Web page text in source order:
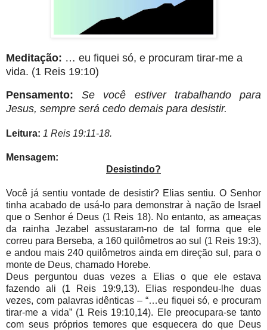
Meditação: … eu fiquei só, e procuram tirar-me a
vida. (1 Reis 19:10)
Pensamento:
Se você estiver trabalhando para
Jesus, sempre será cedo demais para desistir.
Leitura: 1 Reis 19:11-18.
Mensagem:
Desistindo?
Você já sentiu vontade de desistir? Elias sentiu. O Senhor
tinha acabado de usá-lo para demonstrar à nação de Israel
que o Senhor é Deus (1 Reis 18). No entanto, as ameaças
da rainha Jezabel assustaram-no de tal forma que ele
correu para Berseba, a 160 quilômetros ao sul (1 Reis 19:3),
e andou mais 240 quilômetros ainda em direção sul, para o
monte de Deus, chamado Horebe.
Deus perguntou duas vezes a Elias o que ele estava
fazendo ali (1 Reis 19:9,13). Elias respondeu-lhe duas
vezes, com palavras idênticas – “…eu fiquei só, e procuram
tirar-me a vida” (1 Reis 19:10,14). Ele preocupara-se tanto
com seus próprios temores que esquecera do que Deus